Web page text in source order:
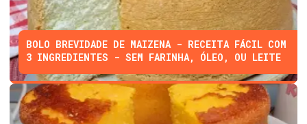
BOLO BREVIDADE DE MAIZENA - RECEITA FÁCIL COM
3 INGREDIENTES - SEM FARINHA, ÓLEO, OU LEITE